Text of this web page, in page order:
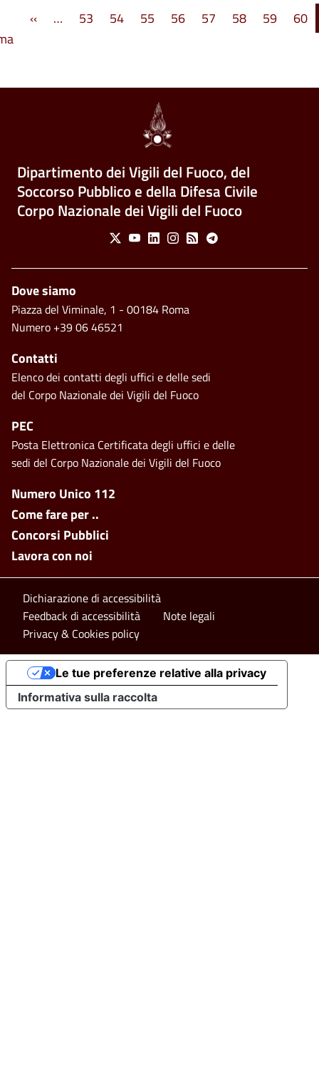
Paginazione
Prima pagina
‹‹Pagina precedente
… 53 54 55 56 57 58 59 60
Dipartimento dei Vigili del Fuoco, del
Soccorso Pubblico e della Difesa Civile
Corpo Nazionale dei Vigili del Fuoco
Social Menu
X YoutubeLinkedinInstagram
Feed Telegram
Footer side menu
Numero Unico 112
Come fare per ..
Concorsi Pubblici
Lavora con noi
Footer
Dove siamo
Piazza del Viminale, 1 - 00184 Roma
Numero +39 06 46521
Contatti
Elenco dei contatti degli uffici e delle sedi
del Corpo Nazionale dei Vigili del Fuoco
PEC
Posta Elettronica Certificata degli uffici e delle
sedi del Corpo Nazionale dei Vigili del Fuoco
Footer bottom
Dichiarazione di accessibilità
Feedback di accessibilità
Note legali
Privacy & Cookies policy
Informativa sulla raccolta
Le tue preferenze relative alla privacy